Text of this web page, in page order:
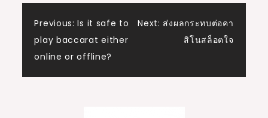
Post
navigation
Previous: Is it safe to
play baccarat either
online or offline?
Next: ส่งผลกระทบต่อคา
สิโนสล็อตใจ